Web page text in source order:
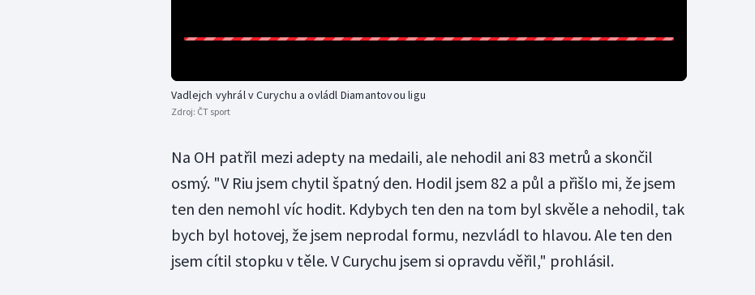
Vadlejch vyhrál v Curychu a ovládl Diamantovou ligu
Zdroj: ČT sport
Na OH patřil mezi adepty na medaili, ale nehodil ani 83 metrů a skončil
osmý. "V Riu jsem chytil špatný den. Hodil jsem 82 a půl a přišlo mi, že jsem
ten den nemohl víc hodit. Kdybych ten den na tom byl skvěle a nehodil, tak
bych byl hotovej, že jsem neprodal formu, nezvládl to hlavou. Ale ten den
jsem cítil stopku v těle. V Curychu jsem si opravdu věřil," prohlásil.